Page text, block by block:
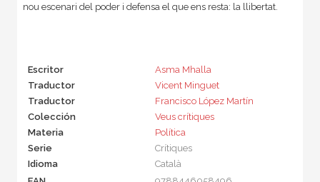
nou escenari del poder i defensa el que ens resta: la llibertat.
Escritor
Asma Mhalla
Traductor
Vicent Minguet
Traductor
Francisco López Martín
Colección
Veus crítiques
Materia
Política
Serie
Crítiques
Idioma
Català